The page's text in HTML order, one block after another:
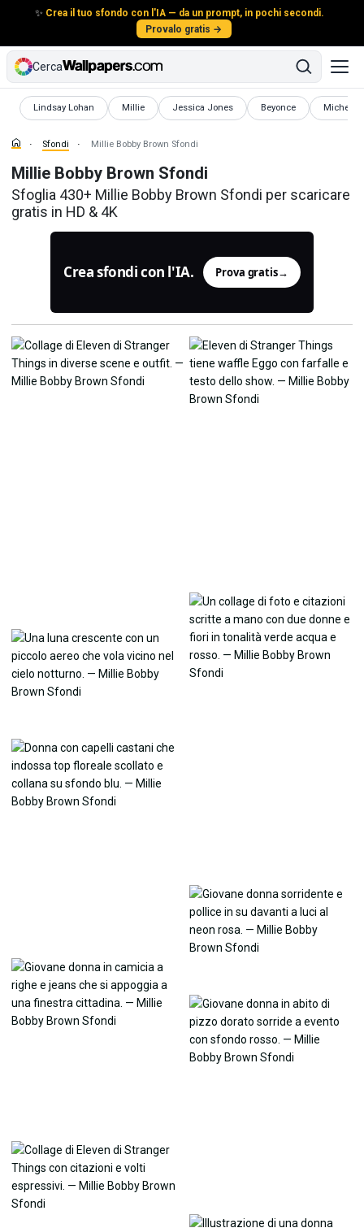
✨ Crea il tuo sfondo con l'IA — da un prompt, in pochi secondi.
Provalo gratis →
Cerca
Lindsay Lohan
Sfondi Millie
Sfondi Jessica Jones
Sfondi Beyonce
Sfondi Michelle
Sfondi
Sfondi Millie Bobby Brown Sfondi
Millie Bobby Brown Sfondi
Sfoglia 430+ Millie Bobby Brown Sfondi per scaricare
gratis in HD & 4K
Crea sfondi con l'IA. Prova gratis→